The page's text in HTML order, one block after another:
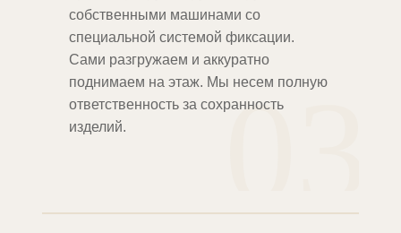
03
собственными машинами со
специальной системой фиксации.
Сами разгружаем и аккуратно
поднимаем на этаж. Мы несем полную
ответственность за сохранность
изделий.